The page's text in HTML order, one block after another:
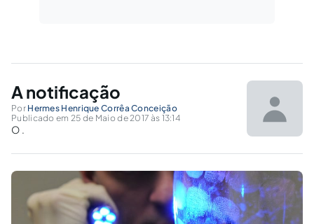
A notificação
Por Hermes Henrique Corrêa Conceição
Publicado em 25 de Maio de 2017 às 13:14
O .